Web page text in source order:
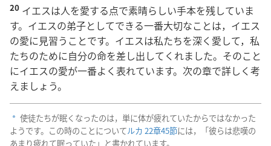
20 イエスは人を愛する点で素晴らしい手本を残していま
す。イエスの弟子としてできる一番大切なことは，イエス
の愛に見習うことです。イエスは私たちを深く愛して，私
たちのために自分の命を差し出してくれました。そのこと
にイエスの愛が一番よく表れています。次の章で詳しく考
えましょう。
a 使徒たちが眠くなったのは，単に体が疲れていたからではなかった
ようです。この時のことについてルカ 22章45節には，「彼らは悲嘆の
あまり疲れて眠っていた」と書かれています。